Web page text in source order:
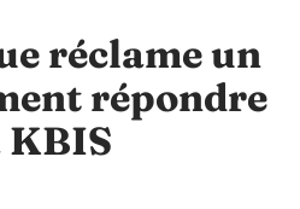
réclame un
répondre
KBIS